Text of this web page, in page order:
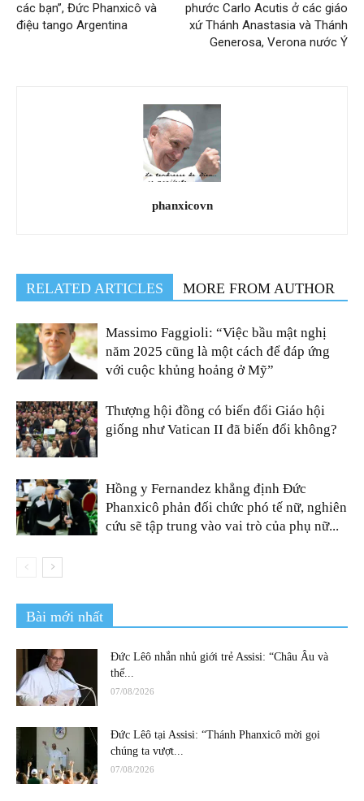
các bạn”, Đức Phanxicô và
điệu tango Argentina
phước Carlo Acutis ở các giáo
xứ Thánh Anastasia và Thánh
Generosa, Verona nước Ý
phanxicovn
RELATED ARTICLES MORE FROM AUTHOR
Massimo Faggioli: “Việc bầu mật nghị
năm 2025 cũng là một cách để đáp ứng
với cuộc khủng hoảng ở Mỹ”
Thượng hội đồng có biến đổi Giáo hội
giống như Vatican II đã biến đổi không?
Hồng y Fernandez khẳng định Đức
Phanxicô phản đối chức phó tế nữ, nghiên
cứu sẽ tập trung vào vai trò của phụ nữ...
Bài mới nhất
Đức Lêô nhắn nhủ giới trẻ Assisi: “Châu Âu và
thế...
07/08/2026
Đức Lêô tại Assisi: “Thánh Phanxicô mời gọi
chúng ta vượt...
07/08/2026